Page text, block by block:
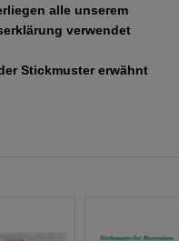
alle unserem
verwendet
Stickmuster erwähnt